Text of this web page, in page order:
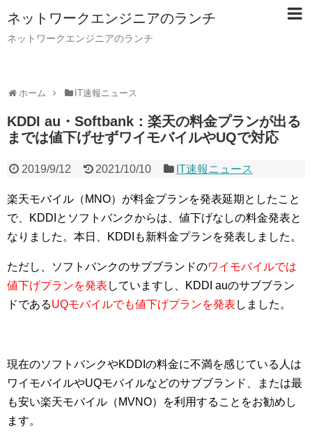
ネットワークエンジニアのランチ
ネットワークエンジニアのランチ
ホーム IT速報ニュース
KDDI au・Softbank：楽天の料金プランが出る
までは値下げせずワイモバイルやUQで対応
2019/9/12 2021/10/10 IT速報ニュース
楽天モバイル（MNO）が料金プランを発表延期としたこと
で、KDDIとソフトバンクからは、値下げなしの料金発表と
なりました。本日、KDDIも新料金プランを発表しました。
ただし、ソフトバンクのサブブランドのワイモバイルでは
値下げプランを発表 していますし、KDDI auのサブブラン
ドであるUQモバイルでも値下げプランを発表 しました。
現在のソフトバンクやKDDIの料金に不満を感じている人は
ワイモバイルやUQモバイルなどのサブブランド、または最
も安い楽天モバイル（MVNO）を利用することをお勧めし
ます。